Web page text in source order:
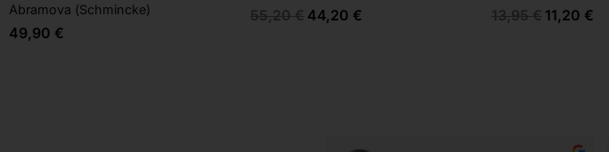
Abramova (Schmincke)
49,90 €
55,20€ 44,20 € 13,95€ 11,20 €